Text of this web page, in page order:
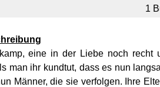
1
eine in der Liebe noch recht
man ihr kundtut, dass es nun
Männer, die sie verfolgen. Ihre